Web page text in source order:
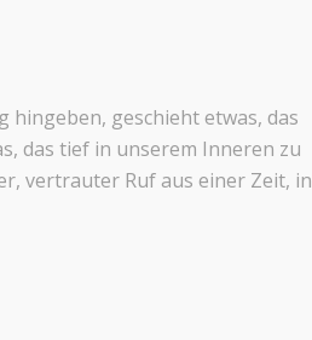
hingeben, geschieht etwas, das
das tief in unserem Inneren zu
vertrauter Ruf aus einer Zeit, in